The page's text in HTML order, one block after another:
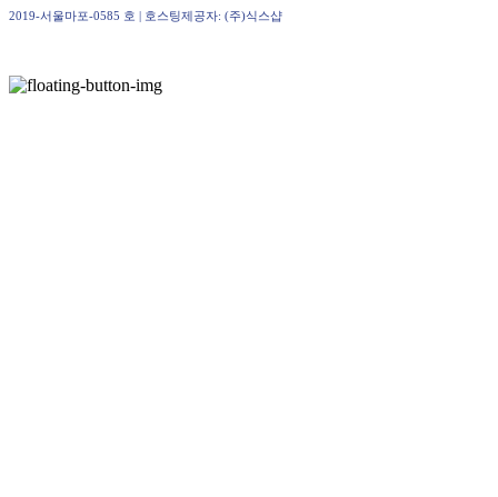
2019-서울마포-0585 호 | 호스팅제공자: (주)식스샵